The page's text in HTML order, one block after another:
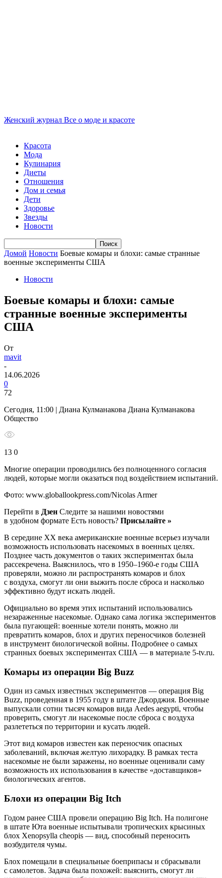
Женский журнал Все о моде и красоте
Красота
Мода
Кулинария
Диеты
Отношения
Дом и семья
Дети
Здоровье
Звезды
Новости
Домой Новости Боевые комары и блохи: самые странные
военные эксперименты США
Новости
Боевые комары и блохи: самые
странные военные эксперименты
США
От
mavit
-
14.06.2026
0
72
Сегодня, 11:00 | Диана Кулманакова Диана Кулманакова
Общество
13 0
Многие операции проводились без полноценного согласия
людей, которые могли оказаться под воздействием испытаний.
Фото: www.globallookpress.com/Nicolas Armer
Перейти в Дзен Следите за нашими новостями
в удобном формате Есть новость? Присылайте »
В середине XX века американские военные всерьез изучали
возможность использовать насекомых в военных целях.
Позднее часть документов о таких экспериментах была
рассекречена. Выяснилось, что в 1950–1960-е годы США
проверяли, можно ли распространять комаров и блох
с воздуха, смогут ли они выжить после сброса и насколько
эффективно будут искать людей.
Официально во время этих испытаний использовались
незараженные насекомые. Однако сама логика экспериментов
была пугающей: военные хотели понять, можно ли
превратить комаров, блох и других переносчиков болезней
в инструмент биологической войны. Подробнее о самых
странных боевых экспериментах США — в материале 5-tv.ru.
Комары из операции Big Buzz
Один из самых известных экспериментов — операция Big
Buzz, проведенная в 1955 году в штате Джорджия. Военные
выпускали сотни тысяч комаров вида Aedes aegypti, чтобы
проверить, смогут ли насекомые после сброса с воздуха
разлететься по территории и кусать людей.
Этот вид комаров известен как переносчик опасных
заболеваний, включая желтую лихорадку. В рамках теста
насекомые не были заражены, но военные оценивали саму
возможность их использования в качестве «доставщиков»
биологических агентов.
Блохи из операции Big Itch
Годом ранее США провели операцию Big Itch. На полигоне
в штате Юта военные испытывали тропических крысиных
блох Xenopsylla cheopis — вид, способный переносить
возбудителя чумы.
Блох помещали в специальные боеприпасы и сбрасывали
с самолетов. Задача была похожей: выяснить, смогут ли